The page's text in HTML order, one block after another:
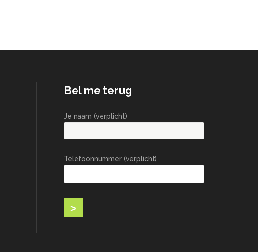
Bel me terug
Je naam (verplicht)
Telefoonnummer (verplicht)